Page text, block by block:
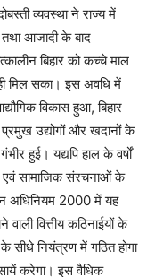
व्यवस्था ने राज्य में
तथा आजादी के बाद
बिहार को कच्चे माल
मिल सका। इस अवधि में
विकास हुआ, बिहार
प्रमुख उद्योगों और खदानों के
हुई। यद्यपि हाल के वर्षों
एवं सामाजिक संरचनाओं के
अधिनियम 2000 में यह
वित्तीय कठिनाईयों के
सीधे नियंत्रण में गठित होगा
करेगा। इस वैधिक